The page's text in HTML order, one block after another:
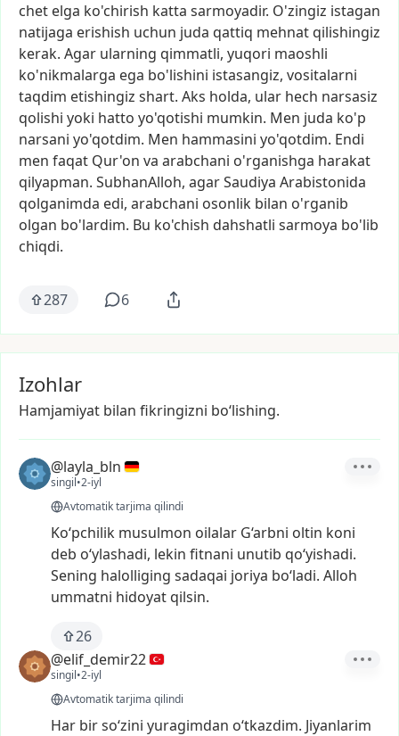
chet elga ko'chirish katta sarmoyadir. O'zingiz istagan
natijaga erishish uchun juda qattiq mehnat qilishingiz
kerak. Agar ularning qimmatli, yuqori maoshli
ko'nikmalarga ega bo'lishini istasangiz, vositalarni
taqdim etishingiz shart. Aks holda, ular hech narsasiz
qolishi yoki hatto yo'qotishi mumkin. Men juda ko'p
narsani yo'qotdim. Men hammasini yo'qotdim. Endi
men faqat Qur'on va arabchani o'rganishga harakat
qilyapman. SubhanAlloh, agarSaudiya Arabistonida
qolganimda edi, arabchani osonlik bilan o'rganib
olgan bo'lardim. Bu ko'chish dahshatli sarmoya bo'lib
chiqdi.
287 6
Izohlar
Hamjamiyat bilan fikringizni bo‘lishing.
@layla_bln
singil•2-iyl
Avtomatik tarjima qilindi
Ko‘pchilik musulmon oilalar G‘arbni oltin koni
deb o‘ylashadi, lekin fitnani unutib qo‘yishadi.
Sening halolliging sadaqai joriya bo‘ladi. Alloh
ummatni hidoyat qilsin.
26
@elif_demir22
singil•2-iyl
Avtomatik tarjima qilindi
Har birso‘zini yuragimdan o‘tkazdim. Jiyanlarim